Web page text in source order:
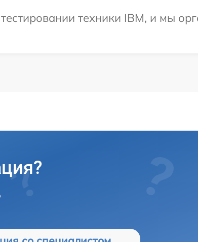
техники IBM, и мы